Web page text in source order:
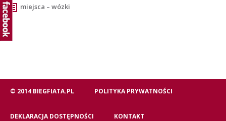
miejsca – wózki
© 2014 BIEGFIATA.PL POLITYKA PRYWATNOŚCI
DEKLARACJA DOSTĘPNOŚCI KONTAKT